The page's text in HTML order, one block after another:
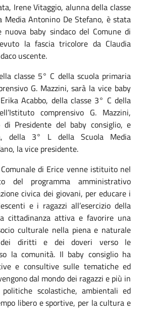
Irene Vitaggio, alunna della classe
Media Antonino De Stefano, è stata
nuova baby sindaco del Comune di
la fascia tricolore da Claudia
uscente.
classe 5° C della scuola primaria
G. Mazzini, sarà la vice baby
Acabbo, della classe 3° C della
comprensivo G. Mazzini,
Presidente del baby consiglio, e
della 3° L della Scuola Media
la vice presidente.
di Erice venne istituito nel
del programma amministrativo
civica dei giovani, per educare i
e i ragazzi all’esercizio della
cittadinanza attiva e favorire una
culturale nella piena e naturale
dei diritti e dei doveri verso le
la comunità. Il baby consiglio ha
e consultive sulle tematiche ed
dal mondo dei ragazzi e più in
scolastiche, ambientali ed
libero e sportive, per la cultura e